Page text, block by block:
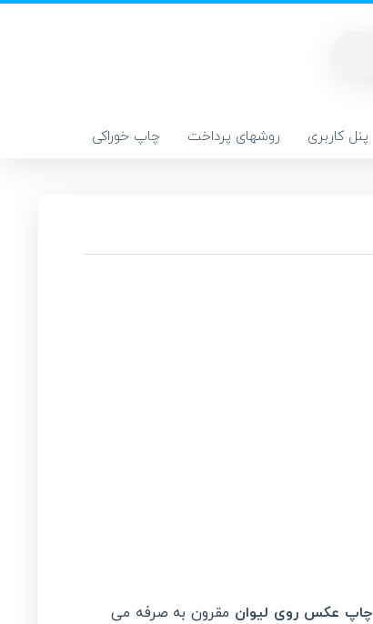
پنل کاربری روشهای پرداخت چاپ خوراکی
چاپ عکس روی لیوان مقرون به صرفه می